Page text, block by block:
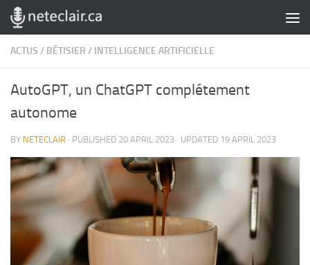
Skip to content
ACTUS / BÊTISIER / INTELLIGENCE ARTIFICIELLE
AutoGPT, un ChatGPT complétement
autonome
BY NETECLAIR · PUBLISHED 20 APRIL 2023 · UPDATED 19 APRIL 2023